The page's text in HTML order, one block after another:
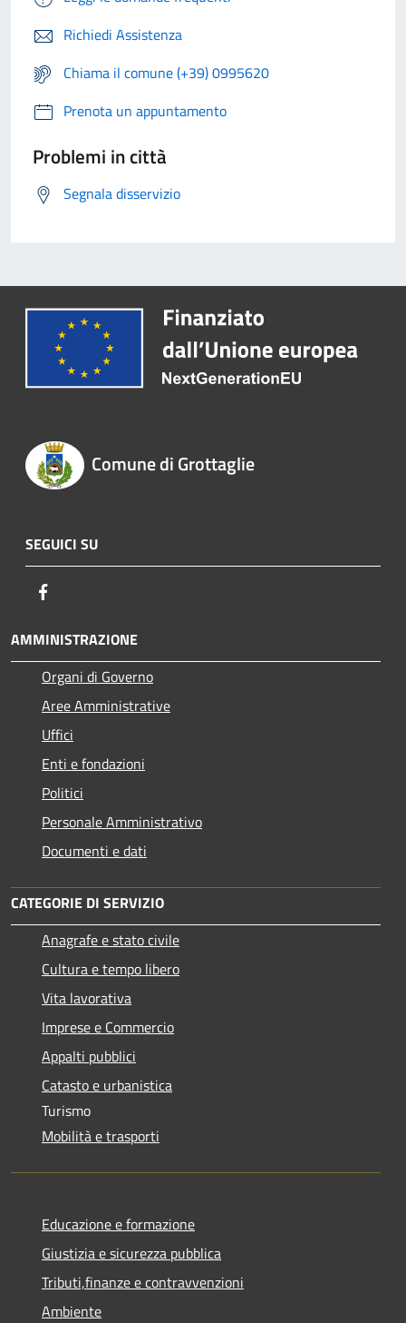
Richiedi Assistenza
Chiama il comune (+39) 0995620
Prenota un appuntamento
Problemi in città
Segnala disservizio
Comune di Grottaglie
SEGUICI SU
AMMINISTRAZIONE
Organi di Governo
Aree Amministrative
Uffici
Enti e fondazioni
Politici
Personale Amministrativo
Documenti e dati
CATEGORIE DI SERVIZIO
Anagrafe e stato civile
Cultura e tempo libero
Vita lavorativa
Imprese e Commercio
Appalti pubblici
Catasto e urbanistica
Turismo
Mobilità e trasporti
Educazione e formazione
Giustizia e sicurezza pubblica
Tributi,finanze e contravvenzioni
Ambiente